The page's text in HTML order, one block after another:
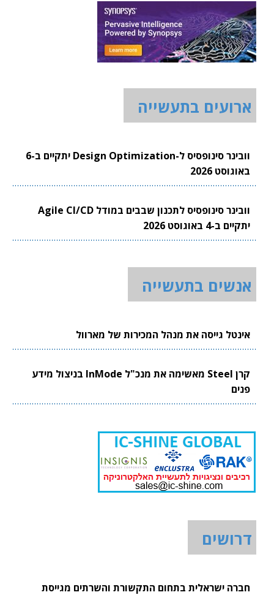
ארועים בתעשייה
וובינר סינופסיס ל-Design Optimization יתקיים ב-6
באוגוסט 2026
וובינר סינופסיס לתכנון שבבים במודל Agile CI/CD
יתקיים ב-4 באוגוסט 2026
אנשים בתעשייה
אינטל גייסה את מנהל המכירות של מארוול
קרן Steel מאשימה את מנכ"ל InMode בניצול מידע
פנים
דרושים
חברה ישראלית בתחום התקשורת והשרתים מגייסת